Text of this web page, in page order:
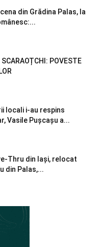
din Grădina Palas, la
POVESTE
locali i-au respins
Vasile Pușcașu a...
Thru din Iași, relocat
din Palas,...